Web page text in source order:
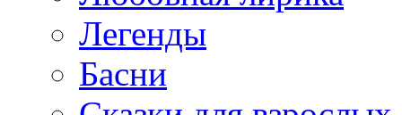
Легенды
Басни